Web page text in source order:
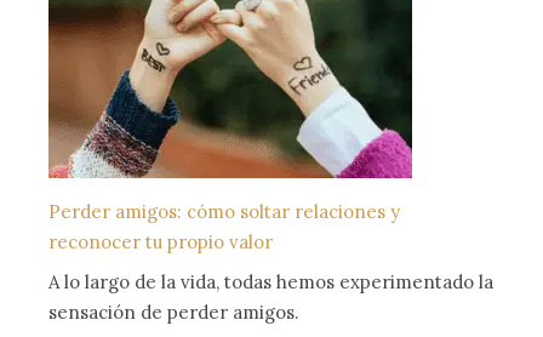
Perder amigos: cómo soltar relaciones y
reconocer tu propio valor
A lo largo de la vida, todas hemos experimentado la
sensación de perder amigos.